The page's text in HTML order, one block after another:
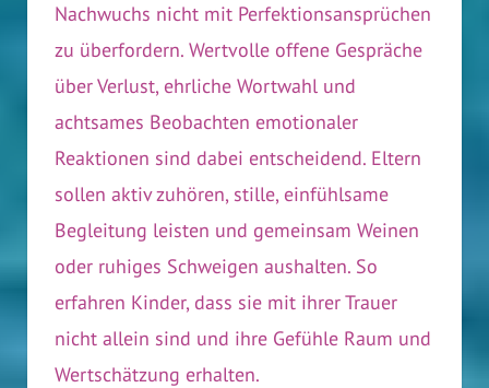
Nachwuchs nicht mit Perfektionsansprüchen
zu überfordern. Wertvolle offene Gespräche
über Verlust, ehrliche Wortwahl und
achtsames Beobachten emotionaler
Reaktionen sind dabei entscheidend. Eltern
sollen aktiv zuhören, stille, einfühlsame
Begleitung leisten und gemeinsam Weinen
oder ruhiges Schweigen aushalten. So
erfahren Kinder, dass sie mit ihrer Trauer
nicht allein sind und ihre Gefühle Raum und
Wertschätzung erhalten.